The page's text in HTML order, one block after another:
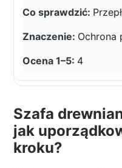
Ochrona
4
Szafa
jak
kroku?